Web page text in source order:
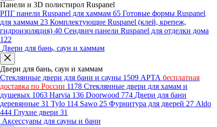
Панели и 3D полистирол Ruspanel
РПГ панели Ruspanel для хаммам 65 Готовые формы Ruspanel
для хаммам 23 Комплектующие Ruspanel (клей, крепеж,
гидроизоляция) 40 Сендвич панели Ruspanel для отделки дома
122
Двери для бань, саун и хаммам
Двери для бань, саун и хаммам
Стеклянные двери для бани и сауны 1509 АРТА бесплатная
доставка по России 1178 Стеклянные двери для хамам и
душевых 1063 Harvia 136 Doorwood 774 Двери для бани
деревянные 31 Tylo 114 Sawo 25 Фурнитура для дверей 27 Aldo
444 Глухие двери 31
Аксессуары для сауны и бани